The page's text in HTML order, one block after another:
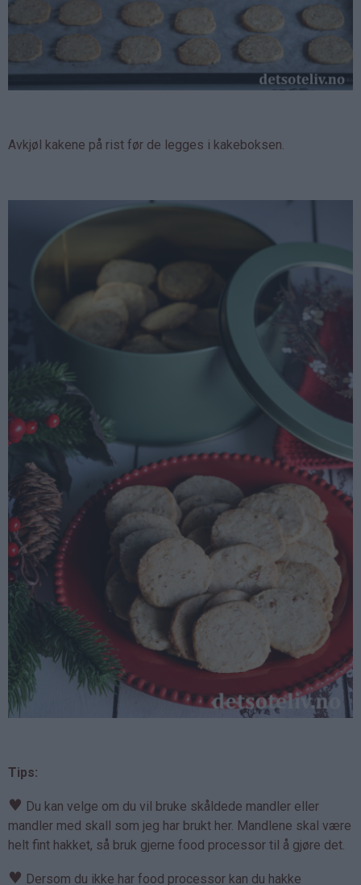
Avkjøl kakene på rist før de legges i kakeboksen.
Tips:
♥ Du kan velge om du vil bruke skåldede mandler eller
mandler med skall som jeg har brukt her. Mandlene skal være
helt fint hakket, så bruk gjerne food processor til å gjøre det.
♥ Dersom du ikke har food processor kan du hakke